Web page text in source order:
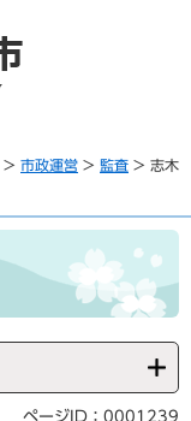
> 市政運営 > 監査 > 志木
ページID：0001239